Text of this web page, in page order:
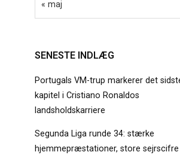
« maj
SENESTE INDLÆG
Portugals VM-trup markerer det
kapitel i Cristiano Ronaldos
landsholdskarriere
Segunda Liga runde 34: stærke
hjemmepræstationer, store